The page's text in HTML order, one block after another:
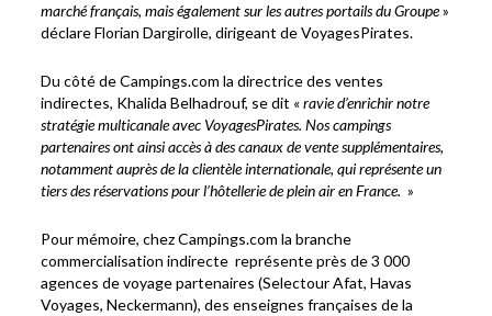
marché français, mais également sur les autres portails du Groupe»
déclare Florian Dargirolle, dirigeant de VoyagesPirates.
Du côté de Campings.com la directrice des ventes
indirectes, Khalida Belhadrouf, se dit «ravie d’enrichir notre
stratégie multicanale avec VoyagesPirates. Nos campings
partenaires ont ainsi accès à des canaux de vente supplémentaires,
notamment auprès de la clientèle internationale, qui représente un
tiers des réservations pour l’hôtellerie de plein air en France. »
Pour mémoire, chez Campings.com la branche
commercialisation indirecte représente près de 3 000
agences de voyage partenaires (Selectour Afat, Havas
Voyages, Neckermann), des enseignes françaises de la